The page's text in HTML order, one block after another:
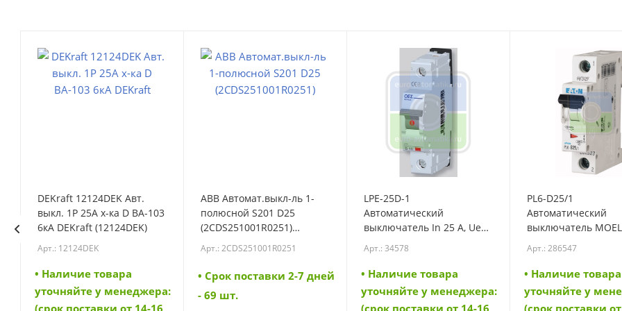
DEKraft 12124DEK Авт.
выкл. 1Р 25А х-ка D ВА-103
6кА DEKraft (12124DEK)
Арт.: 12124DEK
• Наличие товара
уточняйте у менеджера:
(срок поставки от 14-16
ABB Автомат.выкл-ль 1-
полюсной S201 D25
(2CDS251001R0251)
Арт.: 2CDS251001R0251
• Cрок поставки 2-7 дней
- 69 шт.
LPE-25D-1
Автоматический
выключатель In 25 A, Ue
характеристика D, 1-
полюс, Icn 6 kA (34578)
Арт.: 34578
• Наличие товара
уточняйте у менеджера:
(срок поставки от 14-16
PL6-D25/1
Автоматический
выключатель
(286547)
Арт.: 286547
• Наличие товара
уточняйте у
(срок поставки